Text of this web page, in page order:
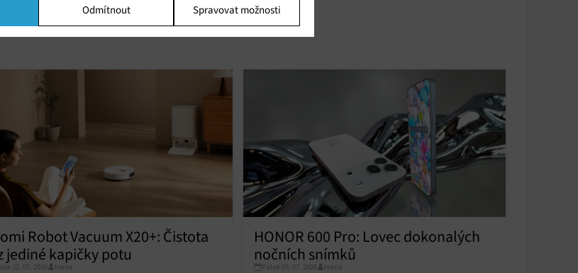
Vytváření profilů pro personalizovaný obsah, Používání
obsahu, Použití omezených údajů k výběru
Vždy aktivní
údajů z jiných zdrojů údajů, Propojení různých
na základě automaticky přenášených informací.
předcházení a zjišťování podvodů a odstraňování chyb,
reklamy a obsahu, Ukládání a sdělování voleb
Vždy aktivní
Odmítnout Spravovat možnosti
Robot Vacuum X20+: Čistota
jediné kapičky potu
22. 07. 2026 Ivana
HONOR 600 Pro: Lovec dokonalých
nočních snímků
Pátek 03. 07. 2026 Ivana